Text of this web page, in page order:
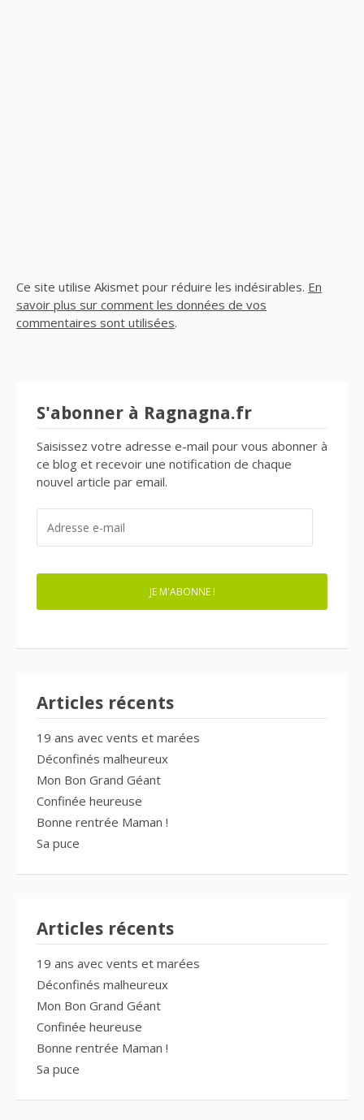
Ce site utilise Akismet pour réduire les indésirables. En
savoir plus sur comment les données de vos
commentaires sont utilisées.
S'abonner à Ragnagna.fr
Saisissez votre adresse e-mail pour vous abonner à
ce blog et recevoir une notification de chaque
nouvel article par email.
MAIL
JE M'ABONNE !
Articles récents
19 ans avec vents et marées
Déconfinés malheureux
Mon Bon Grand Géant
Confinée heureuse
Bonne rentrée Maman !
Sa puce
Articles récents
19 ans avec vents et marées
Déconfinés malheureux
Mon Bon Grand Géant
Confinée heureuse
Bonne rentrée Maman !
Sa puce